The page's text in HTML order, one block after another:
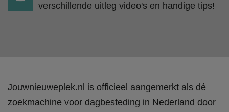
verschillende uitleg video's en handige tips!
Jouwnieuweplek.nl is officieel aangemerkt als dé
zoekmachine voor dagbesteding in Nederland door